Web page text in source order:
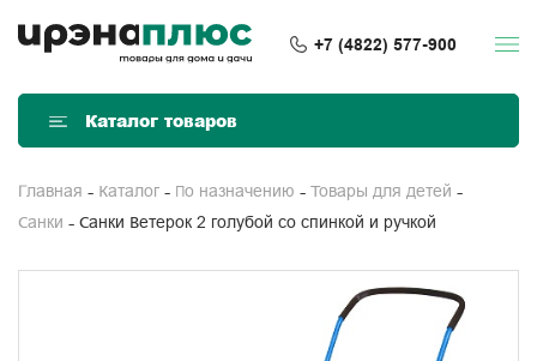
+7 (4822) 577-900
Каталог товаров
Главная Каталог По назначению Товары для детей
Санки Санки Ветерок 2 голубой со спинкой и ручкой